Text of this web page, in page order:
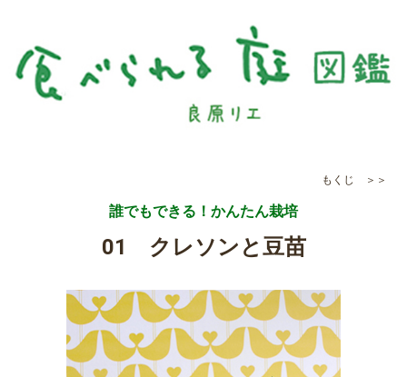
もくじ ＞＞
誰でもできる！かんたん栽培
01 クレソンと豆苗